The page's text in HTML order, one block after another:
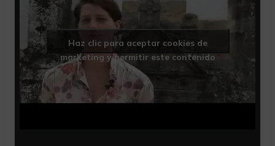
Haz clic para aceptar cookies de
marketing y permitir este contenido